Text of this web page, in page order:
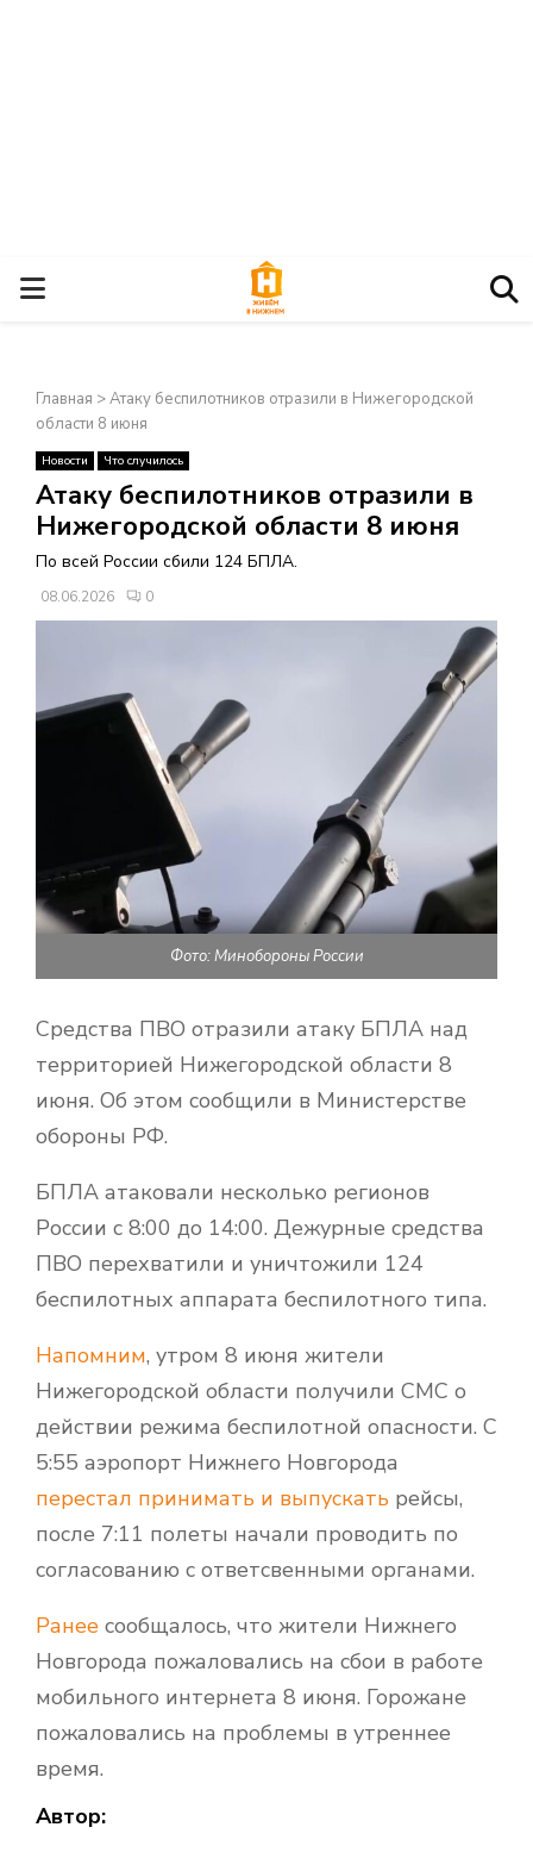
О
Н
О
В
Н
Н
Главная >Атаку беспилотников отразили в Нижегородской
области 8 июня
Новости Что случилось
Атаку беспилотников отразили в
Нижегородской области 8 июня
По всей России сбили 124 БПЛА.
08.06.2026 0
Фото: Минобороны России
Средства ПВО отразили атаку БПЛА над
территорией Нижегородской области 8
июня. Об этом сообщили в Министерстве
обороны РФ.
×
БПЛА атаковали несколько регионов
России с 8:00 до 14:00. Дежурные средства
ПВО перехватили и уничтожили 124
беспилотных аппарата беспилотного типа.
Напомним, утром 8 июня жители
Нижегородской области получили СМС о
действии режима беспилотной опасности. С
5:55 аэропорт Нижнего Новгорода
перестал принимать и выпускать рейсы,
после 7:11 полеты начали проводить по
согласованию с ответсвенными органами.
Ранее сообщалось, что жители Нижнего
Новгорода пожаловались на сбои в работе
мобильного интернета 8 июня. Горожане
пожаловались на проблемы в утреннее
время.
Автор: